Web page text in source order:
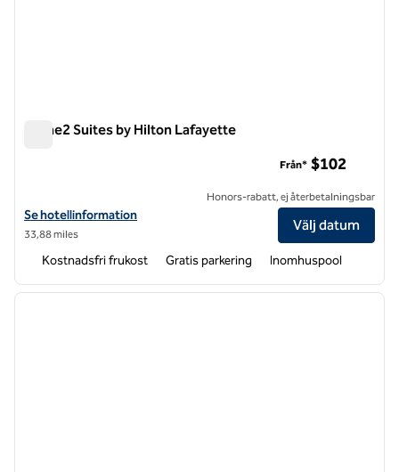
Home2 Suites by Hilton Lafayette
Visa hotelluppgifter för Home2 Suites by Hilton Lafayette
Se hotellinformation
33,88 miles
Från* $102
Honors-rabatt, ej återbetalningsbar
Välj datum
Kostnadsfri frukost Gratis parkering Inomhuspool
1 av 12
nästa